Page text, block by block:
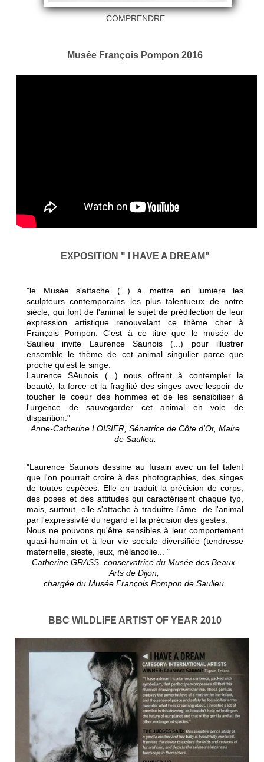
COMPRENDRE
Musée François Pompon 2016
EXPOSITION " I HAVE A DREAM"
"le Musée s'attache (...) à mettre en lumière les
sculpteurs contemporains les plus talentueux de notre
siècle, qui font de l'animal le sujet de prédilection de leur
expression artistique renouvelant ce thème cher à
François Pompon. C'est à ce titre que le musée de
Saulieu invite Laurence Saunois (...) pour illustrer
ensemble le thème de cet animal singulier parce que
proche qu'est le singe.
Laurence SAunois (...) nous offrent à contempler la
beauté, la force et la fragilité des singes avec lespoir de
toucher le coeur des hommes et de les sensibiliser à
l'urgence de sauvegarder cet animal en voie de
disparition."
Anne-Catherine LOISIER, Sénatrice de Côte d'Or, Maire
de Saulieu.
"Laurence Saunois dessine au fusain avec un tel talent
que l'on pourrait croire à des photographies, des singes
de toutes espèces. Elle en traduit la précision de corps,
des poses et des attitudes qui caractérisent chaque typ,
mais, surtout, elle s'attache à traduitre l'âme de l'animal
par l'expressivité du regard et la précision des gestes.
Nous ne pouvons qu'être sensibles à leur comportement
quasi-humain et à leur vie sociale diversifiée (tendresse
maternelle, sieste, jeux, mélancolie... "
Catherine GRASS, conservatrice du Musée des Beaux-
Arts de Dijon,
chargée du Musée François Pompon de Saulieu.
BBC WILDLIFE ARTIST OF YEAR 2010